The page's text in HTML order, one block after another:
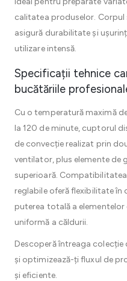
calitatea produselor. Corpul
asigură durabilitate și
utilizare intensă.
Specificații tehnice
bucătăriile
Cu o temperatură maximă
la 120 de minute, cuptorul
de convecție realizat prin
ventilator, plus elemente de
superioară.
reglabile oferă flexibilitate în
puterea totală a
uniformă a căldurii.
Descoperă întreaga colecție
și optimizează-ți fluxul de
și eficiente.